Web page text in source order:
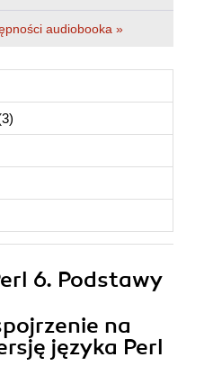
audiobooka »
6. Podstawy
na
języka Perl